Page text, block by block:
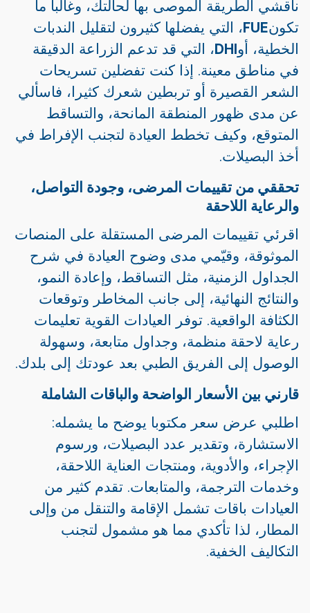
ناقشي الطريقة الموصى بها لحالتك، وغالبا ما
تكونFUE، التي يفضلها كثيرون لتقليل الندبات
الخطية، أوDHI، التي قد تدعم الزراعة الدقيقة
في مناطق معينة. إذا كنت تفضلين تسريحات
الشعر القصيرة أو تربطين شعرك كثيرا، فاسألي
عن مدى ظهور المنطقة المانحة، والتساقط
المتوقع، وكيف تخطط العيادة لتجنب الإفراط في
أخذ البصيلات.
تحققي من تقييمات المرضى، وجودة التواصل،
والرعاية اللاحقة
اقرئي تقييمات المرضى المستقلة على المنصات
الموثوقة، وقيّمي مدى وضوح العيادة في شرح
الجداول الزمنية، مثل التساقط، وإعادة النمو،
والنتائج النهائية، إلى جانب المخاطر وتوقعات
الكثافة الواقعية. توفر العيادات القوية تعليمات
رعاية لاحقة منظمة، وجداول متابعة، وسهولة
الوصول إلى الفريق الطبي بعد عودتك إلى بلدك.
قارني بين الأسعار الواضحة والباقات الشاملة
اطلبي عرض سعر مكتوبا يوضح ما يشمله:
الاستشارة، وتقدير عدد البصيلات، ورسوم
الإجراء، والأدوية، ومنتجات العناية اللاحقة،
وخدمات الترجمة، والمتابعات. تقدم كثير من
العيادات باقات تشمل الإقامة والتنقل من وإلى
المطار، لذا تأكدي مما هو مشمول لتجنب
التكاليف الخفية.